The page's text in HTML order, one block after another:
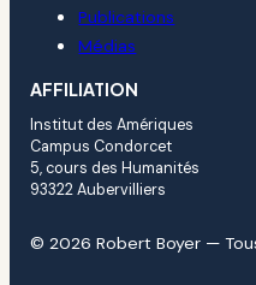
Publications
Médias
AFFILIATION
Institut des Amériques
Campus Condorcet
5, cours des Humanités
93322 Aubervilliers
© 2026 Robert Boyer —